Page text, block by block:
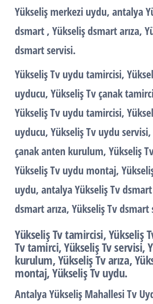
Yükseliş merkezi uydu, antalya
dsmart , Yükseliş dsmart arıza,
dsmart servisi.
Yükseliş Tv uydu tamircisi,
uyducu, Yükseliş Tv çanak
Yükseliş Tv uydu tamircisi,
uyducu, Yükseliş Tv uydu
çanak anten kurulum, Yükseliş
Yükseliş Tv uydu montaj,
uydu, antalya Yükseliş Tv
dsmart arıza, Yükseliş Tv dsmart
Yükseliş Tv tamircisi, Yükseliş
Tv tamirci, Yükseliş Tv servisi,
kurulum, Yükseliş Tv arıza,
montaj, Yükseliş Tv uydu.
Antalya Yükseliş Mahallesi Tv